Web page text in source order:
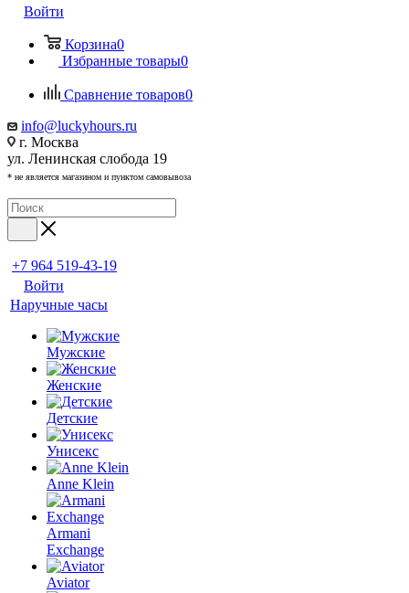
Войти
Корзина0
Избранные товары0
Сравнение товаров0
info@luckyhours.ru
г. Москва
ул. Ленинская слобода 19
* не является магазином и пунктом самовывоза
+7 964 519-43-19
Войти
Наручные часы
Мужские
Женские
Детские
Унисекс
Anne Klein
Armani
Exchange
Aviator